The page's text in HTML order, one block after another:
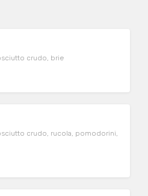
crudo, brie
crudo, rucola, pomodorini,